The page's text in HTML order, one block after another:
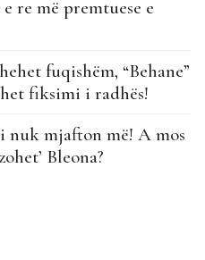
re më premtuese e
fuqishëm, “Behane”
fiksimi i radhës!
mjafton më! A mos
Bleona?